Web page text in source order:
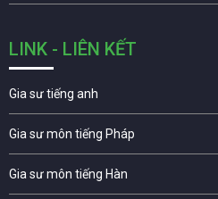
LINK - LIÊN KẾT
Gia sư tiếng anh
Gia sư môn tiếng Pháp
Gia sư môn tiếng Hàn